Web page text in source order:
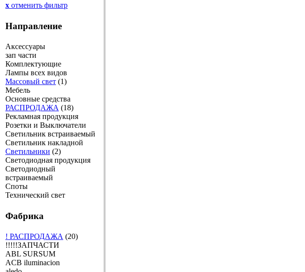
x отменить фильтр
Направление
Аксессуары
зап части
Комплектующие
Лампы всех видов
Массовый свет (1)
Мебель
Основные средства
РАСПРОДАЖА (18)
Рекламная продукция
Розетки и Выключатели
Светильник встраиваемый
Светильник накладной
Светильники (2)
Светодиодная продукция
Светодиодный
встраиваемый
Споты
Технический свет
Фабрика
! РАСПРОДАЖА (20)
!!!!!ЗАПЧАСТИ
ABL SURSUM
ACB iluminacion